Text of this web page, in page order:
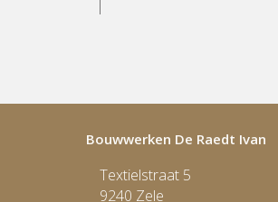
Bouwwerken De Raedt Ivan
Textielstraat 5
9240 Zele